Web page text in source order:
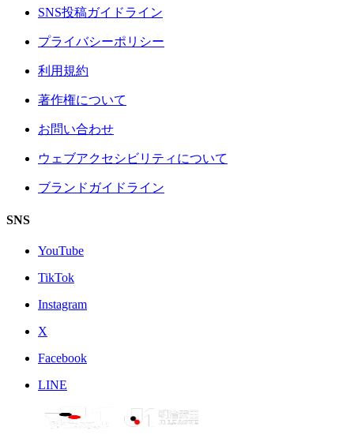
SNS投稿ガイドライン
プライバシーポリシー
利用規約
著作権について
お問い合わせ
ウェブアクセシビリティについて
ブランドガイドライン
SNS
YouTube
TikTok
Instagram
X
Facebook
LINE